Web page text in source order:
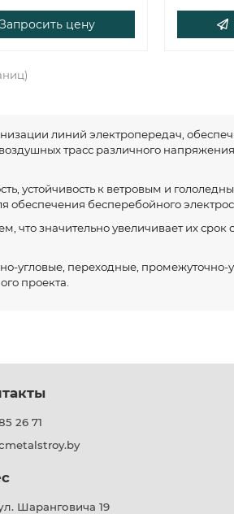
Запросить цену
линий электропередач,
трасс различного напряжения
устойчивость к ветровым и
обеспечения бесперебойного
что значительно увеличивает их срок
угловые, переходные, промежуточно-
проекта.
26 71
Шаранговича 19